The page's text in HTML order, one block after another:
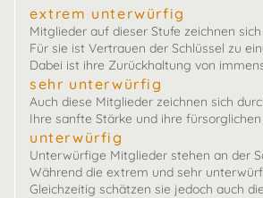
extrem unterwürfig
Mitglieder auf dieser Stufe zeichnen
Für sie ist Vertrauen der Schlüssel zu
Dabei ist ihre Zurückhaltung von
sehr unterwürfig
Auch diese Mitglieder zeichnen sich
Ihre sanfte Stärke und ihre
unterwürfig
Unterwürfige Mitglieder stehen an der
Während die extrem und sehr
Gleichzeitig schätzen sie jedoch auch